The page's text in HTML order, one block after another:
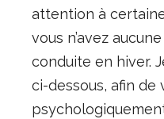
attention à
vous n’avez
conduite en hiver.
ci-dessous, afin de